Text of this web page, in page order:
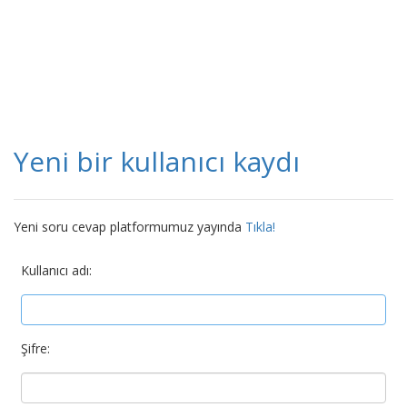
Yeni bir kullanıcı kaydı
Yeni soru cevap platformumuz yayında Tıkla!
Kullanıcı adı:
Şifre: